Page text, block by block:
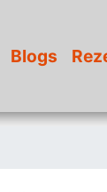
Blogs